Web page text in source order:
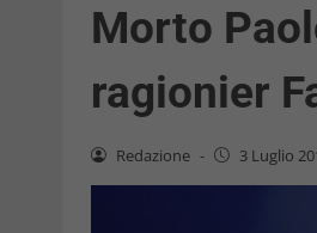
Morto
ragionier
Redazione - 3 Luglio